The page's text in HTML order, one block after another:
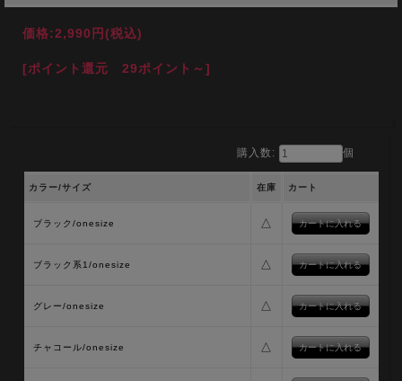
価格:2,990円(税込)
[ポイント還元 29ポイント～]
購入数: 個
カラー/サイズ 在庫 カート
ブラック/onesize △
ブラック系1/onesize △
グレー/onesize △
チャコール/onesize △